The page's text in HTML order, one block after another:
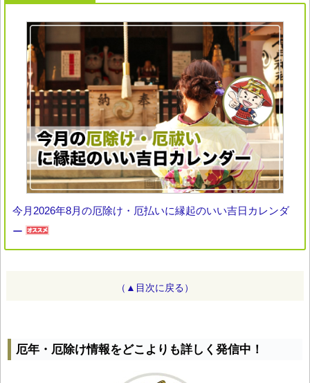
今月2026年8月の厄除け・厄払いに縁起のいい吉日カレンダ
ー
（▲目次に戻る）
厄年・厄除け情報をどこよりも詳しく発信中！